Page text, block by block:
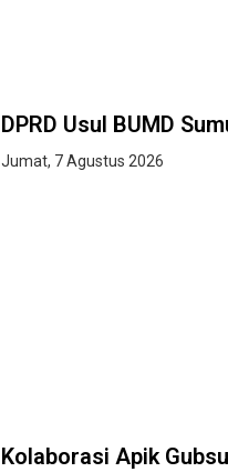
DPRD Usul BUMD
Jumat, 7 Agustus 2026
Kolaborasi Apik